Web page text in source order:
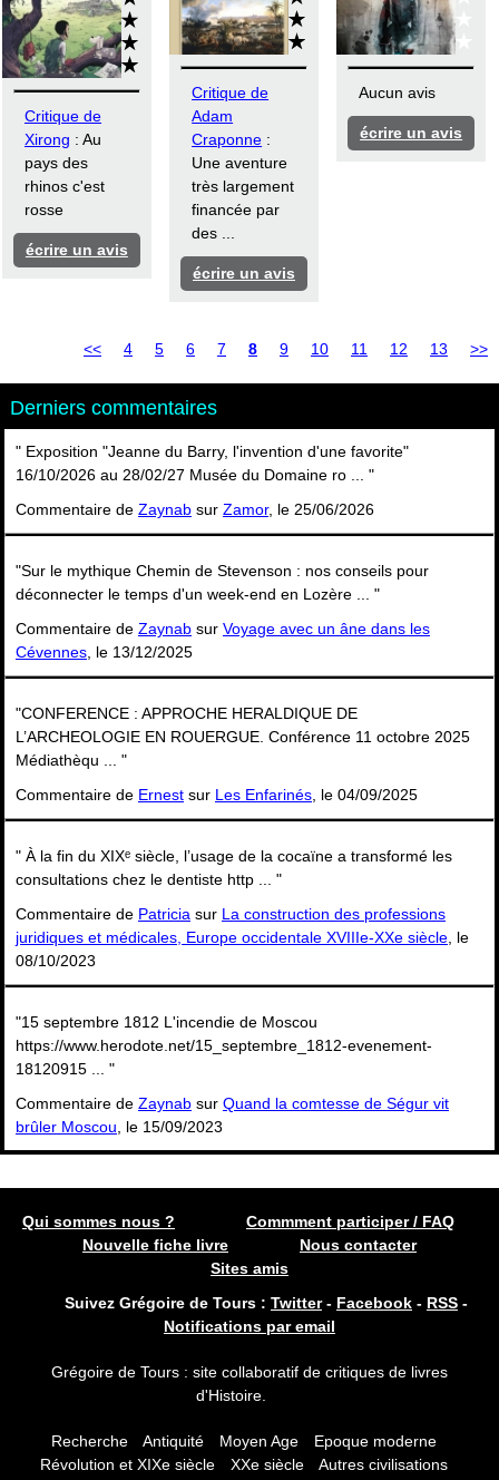
Critique de
Xirong : Au
pays des
rhinos c'est
rosse
écrire un avis
Critique de
Adam
Craponne :
Une aventure
très largement
financée par
des ...
écrire un avis
Aucun avis
écrire un avis
<< 4 5 6 7 8 9 10 11 12 13 >>
Derniers commentaires
" Exposition "Jeanne du Barry, l'invention d'une favorite"
16/10/2026 au 28/02/27 Musée du Domaine ro ... "
Commentaire de Zaynab sur Zamor, le 25/06/2026
"Sur le mythique Chemin de Stevenson : nos conseils pour
déconnecter le temps d'un week-end en Lozère ... "
Commentaire de Zaynab sur Voyage avec un âne dans les
Cévennes , le 13/12/2025
"CONFERENCE : APPROCHE HERALDIQUE DE
L’ARCHEOLOGIE EN ROUERGUE. Conférence 11 octobre 2025
Médiathèqu ... "
Commentaire de Ernest sur Les Enfarinés , le 04/09/2025
" À la fin du XIXᵉ siècle, l’usage de la cocaïne a transformé les
consultations chez le dentiste http ... "
Commentaire de Patricia sur La construction des professions
juridiques et médicales, Europe occidentale XVIIIe-XXe siècle , le
08/10/2023
"15 septembre 1812 L'incendie de Moscou
https://www.herodote.net/15_septembre_1812-evenement-
18120915 ... "
Commentaire de Zaynab sur Quand la comtesse de Ségur vit
brûler Moscou , le 15/09/2023
Qui sommes nous ?
Commment participer / FAQ
Nouvelle fiche livre
Nous contacter
Sites amis
Suivez Grégoire de Tours : Twitter- Facebook - RSS -
Notifications par email
Grégoire de Tours : site collaboratif de critiques de livres
d'Histoire.
Recherche Antiquité Moyen Age
Epoque moderne
Révolution et XIXe siècle
XXe siècle
Autres civilisations